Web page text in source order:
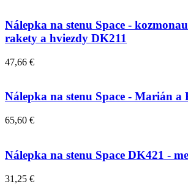
Nálepka na stenu Space -
rakety a hviezdy DK211
47,66 €
Nálepka na stenu Space - Marián
65,60 €
Nálepka na stenu Space DK421 -
31,25 €